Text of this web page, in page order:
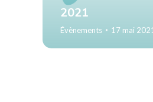
2021
Évènements 17 mai